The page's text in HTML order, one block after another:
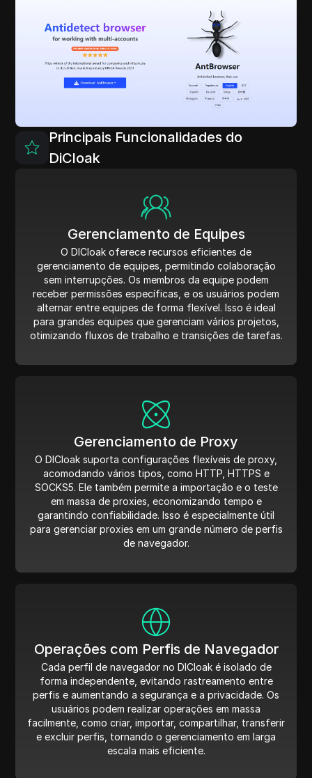
Principais Funcionalidades do
DiCloak
Gerenciamento de Equipes
O DICloak oferece recursos eficientes de
gerenciamento de equipes, permitindo colaboração
sem interrupções. Os membros da equipe podem
receber permissões específicas, e os usuários podem
alternar entre equipes de forma flexível. Isso é ideal
para grandes equipes que gerenciam vários projetos,
otimizando fluxos de trabalho e transições de tarefas.
Gerenciamento de Proxy
O DICloak suporta configurações flexíveis de proxy,
acomodando vários tipos, como HTTP, HTTPS e
SOCKS5. Ele também permite a importação e o teste
em massa de proxies, economizando tempo e
garantindo confiabilidade. Isso é especialmente útil
para gerenciar proxies em um grande número de perfis
de navegador.
Operações com Perfis de Navegador
Cada perfil de navegador no DICloak é isolado de
forma independente, evitando rastreamento entre
perfis e aumentando a segurança e a privacidade. Os
usuários podem realizar operações em massa
facilmente, como criar, importar, compartilhar, transferir
e excluir perfis, tornando o gerenciamento em larga
escala mais eficiente.